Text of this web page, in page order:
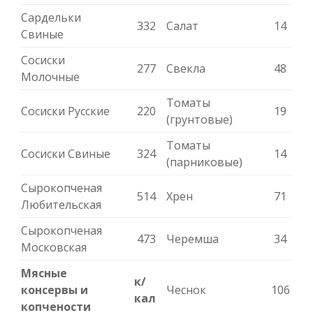
Сардельки
Свиные
332 Салат 14
Сосиски
Молочные
277 Свекла 48
Сосиски Русские 220
Томаты
(грунтовые)
19
Сосиски Свиные 324
Томаты
(парниковые)
14
Сырокопченая
Любительская
514 Хрен 71
Сырокопченая
Московская
473 Черемша 34
Мясные
консервы и
копчености
к/
кал
Чеснок 106